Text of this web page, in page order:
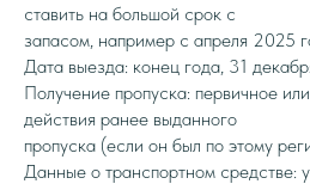
ставить на большой срок с
запасом, например с апреля 2025
Дата выезда: конец года, 31
Получение пропуска: первичное
действия ранее выданного
пропуска (если он был по этому
Данные о транспортном средстве: